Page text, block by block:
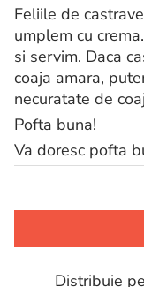
Feliile de
umplem cu
si servim. Daca
coaja amara,
necuratate de
Pofta buna!
Va doresc pofta
Distribuie